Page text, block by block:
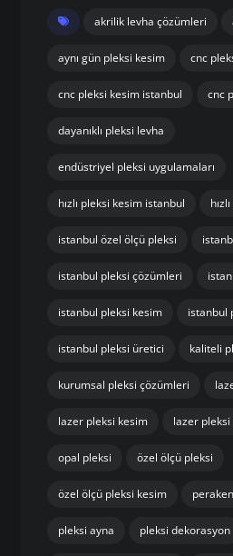
akrilik levha çözümleri
aynı gün pleksi kesim cnc
cnc pleksi kesim istanbul cnc
dayanıklı pleksi levha
endüstriyel pleksi uygulamaları
hızlı pleksi kesim istanbul
istanbul özel ölçü pleksi
istanbul pleksi çözümleri
istanbul pleksi kesim istanbul
istanbul pleksi üretici kaliteli
kurumsal pleksi çözümleri
lazer pleksi kesim lazer
opal pleksi özel ölçü pleksi
özel ölçü pleksi kesim
pleksi ayna pleksi dekorasyon